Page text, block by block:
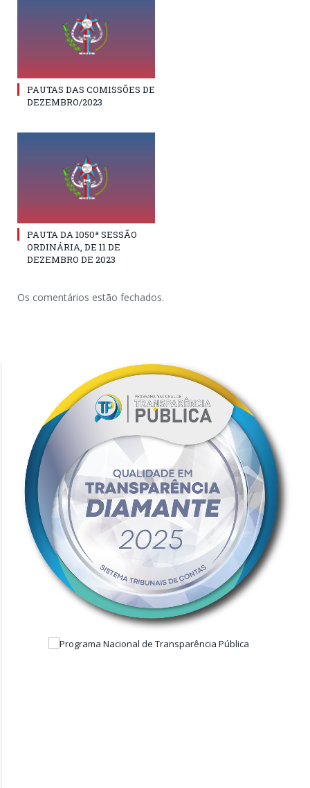
PAUTAS DAS COMISSÕES DE
DEZEMBRO/2023
PAUTA DA 1050ª SESSÃO
ORDINÁRIA, DE 11 DE
DEZEMBRO DE 2023
Os comentários estão fechados.